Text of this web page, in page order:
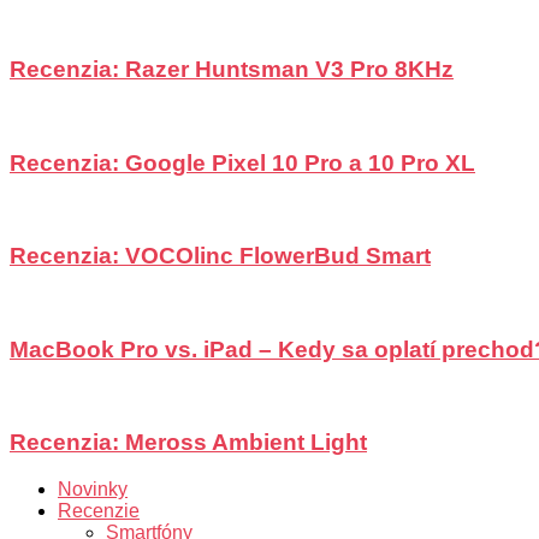
Recenzia: Razer Huntsman V3 Pro 8KHz
Recenzia: Google Pixel 10 Pro a 10 Pro XL
Recenzia: VOCOlinc FlowerBud Smart
MacBook Pro vs. iPad – Kedy sa oplatí
Recenzia: Meross Ambient Light
Novinky
Recenzie
Smartfóny